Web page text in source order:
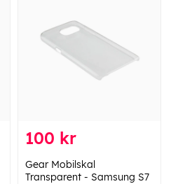
100 kr
Gear Mobilskal
Transparent - Samsung S7